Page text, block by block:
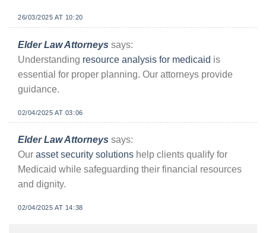
26/03/2025 AT 10:20
Elder Law Attorneys says:
Understanding resource analysis for medicaid is
essential for proper planning. Our attorneys provide
guidance.
02/04/2025 AT 03:06
Elder Law Attorneys says:
Our asset security solutions help clients qualify for
Medicaid while safeguarding their financial resources
and dignity.
02/04/2025 AT 14:38